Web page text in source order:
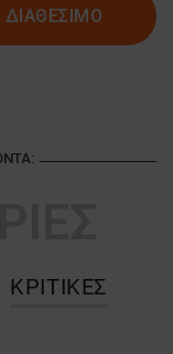
ΔΙΑΘΕΣΙΜΟ
ΚΡΙΤΙΚΈΣ